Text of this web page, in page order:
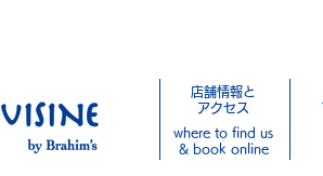
店舗情報と
アクセス
where to find us
& book online